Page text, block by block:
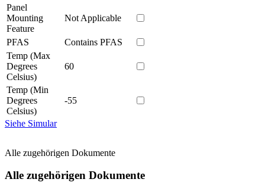
Panel
Mounting
Feature
Not Applicable
PFAS
Contains PFAS
Temp (Max
Degrees
Celsius)
60
Temp (Min
Degrees
Celsius)
-55
Siehe Simular
Alle zugehörigen Dokumente
Alle zugehörigen Dokumente